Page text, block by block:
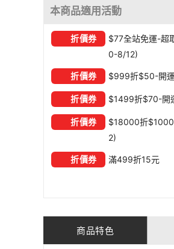
本商品適用活動
折價券
$77全站免運-超
0-8/12)
折價券 $999折$50-開
折價券 $1499折$70-開
折價券
$18000折
2)
折價券 滿499折15元
商品特色